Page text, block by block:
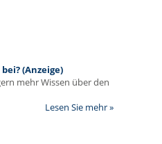
(Anzeige)
mehr Wissen über den
Lesen Sie mehr »